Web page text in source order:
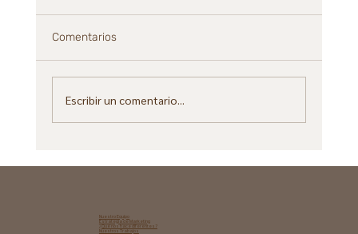
Comentarios
Escribir un comentario...
Nuestro Equipo
Estrategia de Marketing​
¿Qué nos hace diferentes?
Nuestros Trabajos